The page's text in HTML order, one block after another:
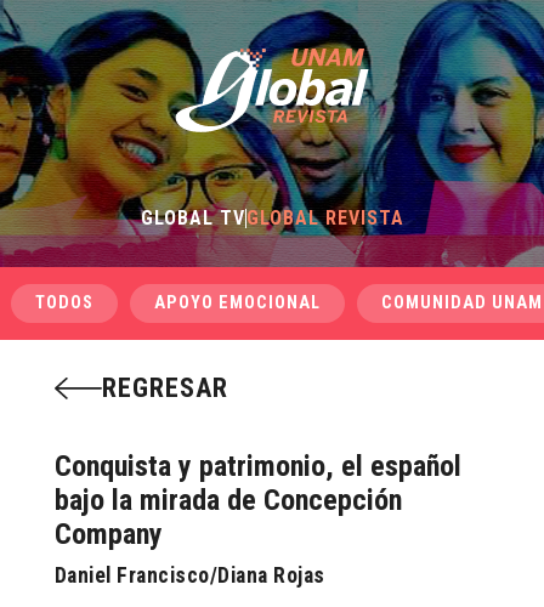
GLOBAL TVGLOBAL REVISTA
TODOS APOYO EMOCIONAL COMUNIDAD UNAM
REGRESAR
Conquista y patrimonio, el español
bajo la mirada de Concepción
Company
Daniel Francisco/Diana Rojas